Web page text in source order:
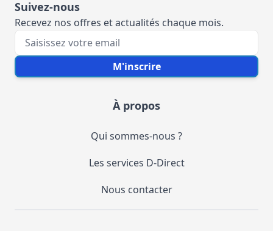
Suivez-nous
Recevez nos offres et actualités chaque mois.
Votre e-mail M'inscrire
À propos
Qui sommes-nous ?
Les services D-Direct
Nous contacter